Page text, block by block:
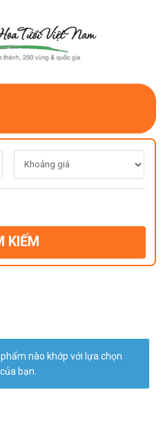
KIẾM
nào khớp với lựa chọn
của bạn.